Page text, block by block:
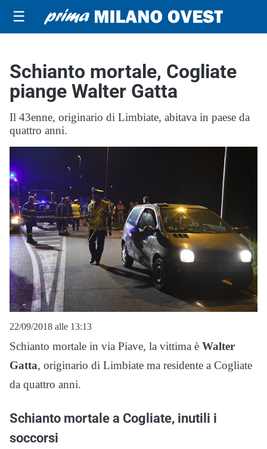
☰
Schianto mortale, Cogliate
piange Walter Gatta
Il 43enne, originario di Limbiate, abitava in paese da
quattro anni.
22/09/2018 alle 13:13
Schianto mortale in via Piave, la vittima è Walter
Gatta, originario di Limbiate ma residente a Cogliate
da quattro anni.
Schianto mortale a Cogliate, inutili i
soccorsi